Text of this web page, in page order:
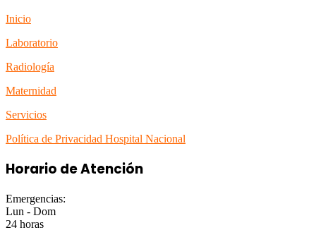
Inicio
Laboratorio
Radiología
Maternidad
Servicios
Política de Privacidad Hospital Nacional
Horario de Atención
Emergencias:
Lun - Dom
24 horas